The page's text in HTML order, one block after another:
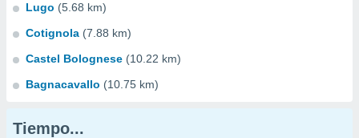
Lugo (5.68 km)
Cotignola (7.88 km)
Castel Bolognese (10.22 km)
Bagnacavallo (10.75 km)
Tiempo...